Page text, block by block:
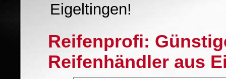
Eigeltingen!
Reifenprofi:
Reifenhändler aus